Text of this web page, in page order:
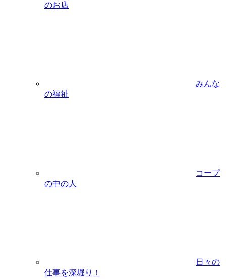
のお店
みんな
の福祉
コープ
の中の人
日々の
仕事を深堀り！